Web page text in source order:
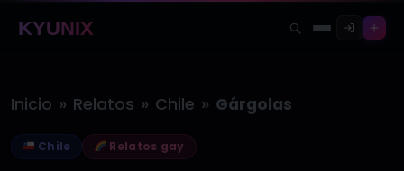
KYUNIX
Inicio » Relatos » Chile » Gárgolas
Chile Relatos gay